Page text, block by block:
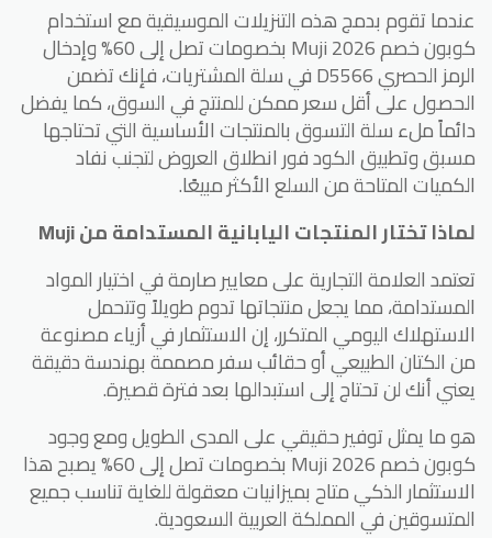
عندما تقوم بدمج هذه التنزيلات الموسيقية مع استخدام
كوبون خصم Muji 2026 بخصومات تصل إلى 60% وإدخال
الرمز الحصري D5566 في سلة المشتريات، فإنك تضمن
الحصول على أقل سعر ممكن للمنتج في السوق، كما يفضل
دائماً ملء سلة التسوق بالمنتجات الأساسية التي تحتاجها
مسبق وتطبيق الكود فور انطلاق العروض لتجنب نفاد
الكميات المتاحة من السلع الأكثر مبيعًا.
لماذا تختار المنتجات اليابانية المستدامة من Muji
تعتمد العلامة التجارية على معايير صارمة في اختيار المواد
المستدامة، مما يجعل منتجاتها تدوم طويلاً وتتحمل
الاستهلاك اليومي المتكرر، إن الاستثمار في أزياء مصنوعة
من الكتان الطبيعي أو حقائب سفر مصممة بهندسة دقيقة
يعني أنك لن تحتاج إلى استبدالها بعد فترة قصيرة.
هو ما يمثل توفير حقيقي على المدى الطويل ومع وجود
كوبون خصم Muji 2026 بخصومات تصل إلى 60% يصبح هذا
الاستثمار الذكي متاح بميزانيات معقولة للغاية تناسب جميع
المتسوقين في المملكة العربية السعودية.